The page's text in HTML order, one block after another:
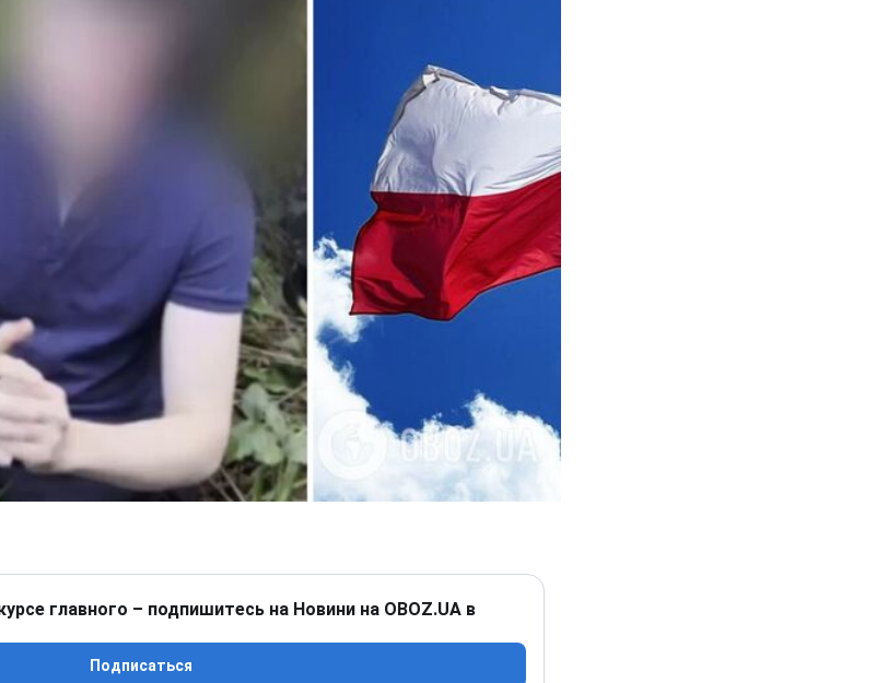
главного – подпишитесь на Новини на OBOZ.UA в
Подписаться